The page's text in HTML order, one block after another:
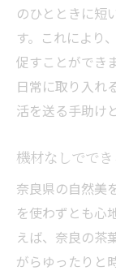
のひとときに短
す。これにより
促すことができ
日常に取り入れ
活を送る手助け
機材なしでで
奈良県の自然美
を使わずとも心
えば、奈良の茶
がらゆったりと